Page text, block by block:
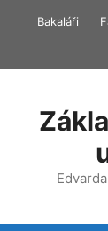
Bakaláři